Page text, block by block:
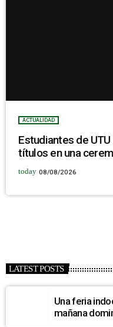
ACTUALIDAD
Estudiantes de
títulos en una
today 08/08/2026
LATEST POSTS
Una feria
mañana